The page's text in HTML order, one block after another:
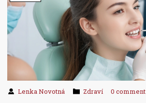
Lenka Novotná Zdraví 0 comment